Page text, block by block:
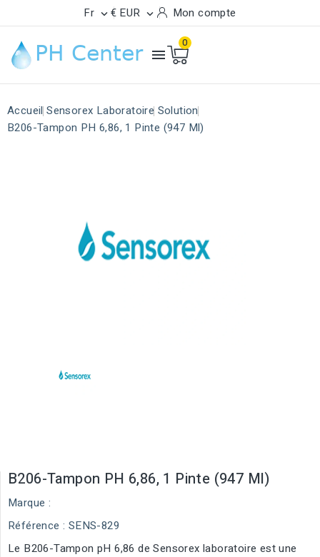
Fr  € EUR  Mon compte

0
Accueil Sensorex Laboratoire Solution
B206-Tampon PH 6,86, 1 Pinte (947 Ml)
B206-Tampon PH 6,86, 1 Pinte (947 Ml)
Marque :
Référence : SENS-829
Le B206-Tampon pH 6,86 de Sensorex laboratoire est une